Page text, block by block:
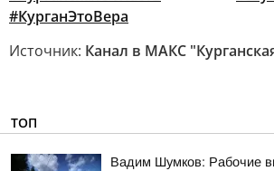
#КурганЭтоВера
Источник: Канал в МАКС
ТОП
Вадим Шумков: Рабочие